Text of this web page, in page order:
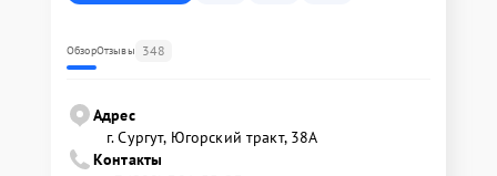
ОбзорОтзывы 348
Адрес
г. Сургут, Югорский тракт, 38А
Контакты